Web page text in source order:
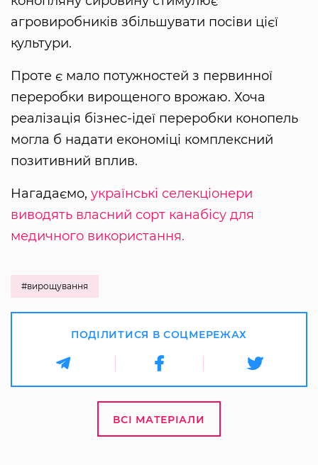
агровиробників збільшувати посіви цієї
культури.
Проте є мало потужностей з первинної
переробки вирощеного врожаю. Хоча
реалізація бізнес-ідеї переробки конопель
могла б надати економіці комплексний
позитивний вплив.
Нагадаємо, українські селекціонери
виводять власний сорт канабісу для
медичного використання.
#вирощування
ПОДІЛИТИСЯ В СОЦМЕРЕЖАХ
ВСІ МАТЕРІАЛИ